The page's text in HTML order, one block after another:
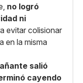
no logró
ni
evitar colisionar
en la misma
salió
cayendo